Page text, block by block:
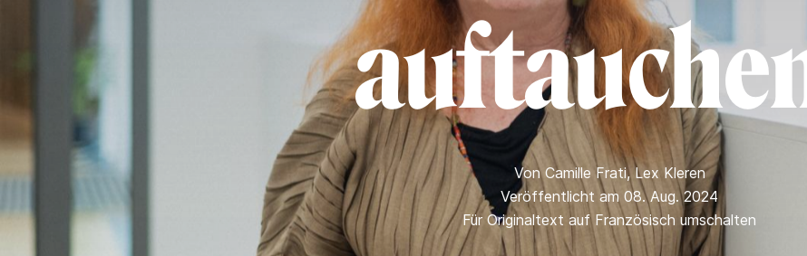
VonCamille Frati,Lex Kleren
Veröffentlicht am 08. Aug. 2024
Für Originaltext auf Französisch umschalten